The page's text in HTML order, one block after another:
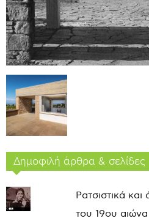
Δημοφιλή άρθρα & σελίδες
Ρατσιστικά
του 19ου αιώνα